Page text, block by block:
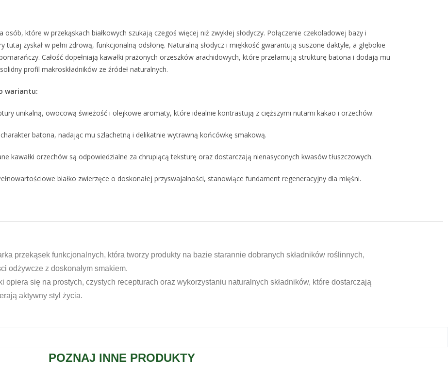
które w przekąskach białkowych szukają czegoś więcej niż zwykłej słodyczy. Połączenie czekoladowej bazy i
zyskał w pełni zdrową, funkcjonalną odsłonę. Naturalną słodycz i miękkość gwarantują suszone daktyle, a głębokie
Całość dopełniają kawałki prażonych orzeszków arachidowych, które przełamują strukturę batona i dodają mu
profil makroskładników ze źródeł naturalnych.
wariantu:
unikalną, owocową świeżość i olejkowe aromaty, które idealnie kontrastują z cięższymi nutami kakao i orzechów.
batona, nadając mu szlachetną i delikatnie wytrawną końcówkę smakową.
kawałki orzechów są odpowiedzialne za chrupiącą teksturę oraz dostarczają nienasyconych kwasów tłuszczowych.
białko zwierzęce o doskonałej przyswajalności, stanowiące fundament regeneracyjny dla mięśni.
przekąsek funkcjonalnych, która tworzy produkty na bazie starannie dobranych składników roślinnych,
odżywcze z doskonałym smakiem.
opiera się na prostych, czystych recepturach oraz wykorzystaniu naturalnych składników, które dostarczają
aktywny styl życia.
POZNAJ INNE PRODUKTY